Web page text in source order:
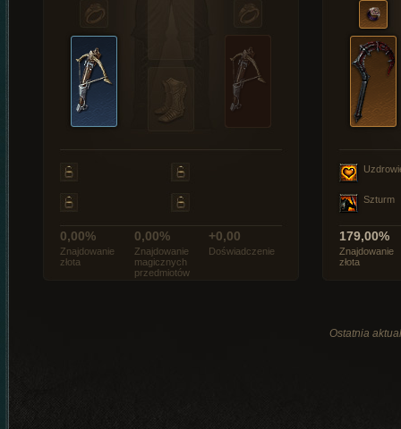
0,00%
Znajdowanie
złota
0,00%
Znajdowanie
magicznych
przedmiotów
+0,00
Doświadczenie
Szturm
179,00%
Znajdowanie
złota
Ostatnia